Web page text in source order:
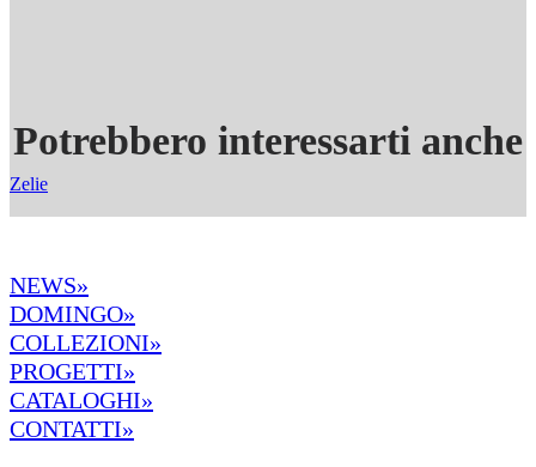
Potrebbero interessarti anche
Zelie
NEWS»
DOMINGO»
COLLEZIONI»
PROGETTI»
CATALOGHI»
CONTATTI»